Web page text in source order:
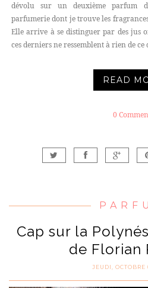
dévolu sur un deuxième parfum
parfumerie dont je trouve les
Elle arrive à se distinguer par des jus
ces derniers ne ressemblent à rien de
READ
0
Cap sur la
de Florian
JEUDI,